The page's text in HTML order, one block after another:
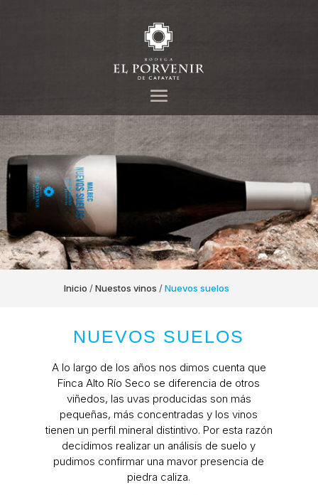
Inicio /Nuestos vinos /Nuevos suelos
NUEVOS SUELOS
A lo largo de los años nos dimos cuenta que
Finca Alto Río Seco se diferencia de otros
viñedos, las uvas producidas son más
pequeñas, más concentradas y los vinos
tienen un perfil mineral distintivo. Por esta razón
decidimos realizar un análisis de suelo y
pudimos confirmar una mavor presencia de
piedra caliza.